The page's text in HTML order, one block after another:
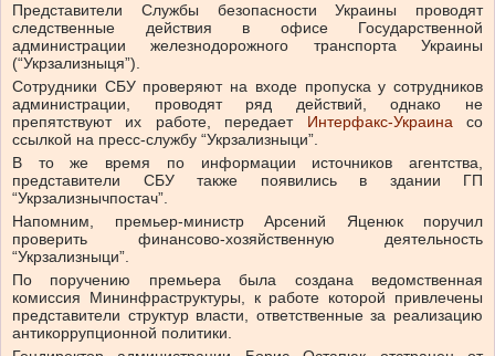
Представители Службы безопасности Украины проводят
следственные действия в офисе Государственной
администрации железнодорожного транспорта Украины
(“Укрзализныця”).
Сотрудники СБУ проверяют на входе пропуска у сотрудников
администрации, проводят ряд действий, однако не
препятствуют их работе, передает Интерфакс-Украинасо
ссылкой на пресс-службу “Укрзализныци”.
В то же время по информации источников агентства,
представители СБУ также появились в здании ГП
“Укрзализнычпостач”.
Напомним, премьер-министр Арсений Яценюк поручил
проверить финансово-хозяйственную деятельность
“Укрзализныци”.
По поручению премьера была создана ведомственная
комиссия Мининфраструктуры, к работе которой привлечены
представители структур власти, ответственные за реализацию
антикоррупционной политики.